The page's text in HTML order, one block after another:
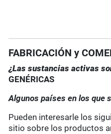
FABRICACIÓN y
¿Las sustancias activas
GENÉRICAS
Algunos países en los que
Pueden interesarle los
sitio sobre los productos